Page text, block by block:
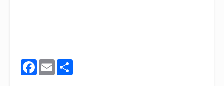
Facebook
Email